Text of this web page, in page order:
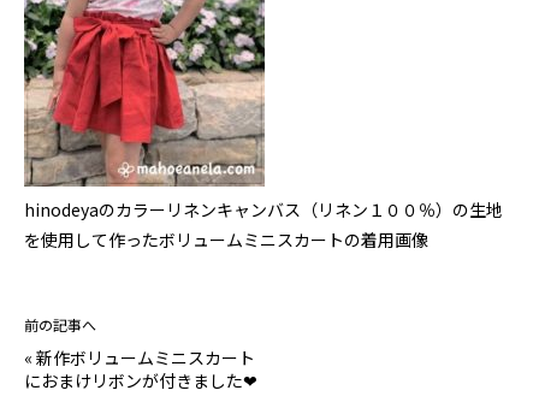
hinodeyaのカラーリネンキャンバス（リネン１００％）の生地
を使用して作ったボリュームミニスカートの着用画像
前の記事へ
« 新作ボリュームミニスカート
におまけリボンが付きました❤